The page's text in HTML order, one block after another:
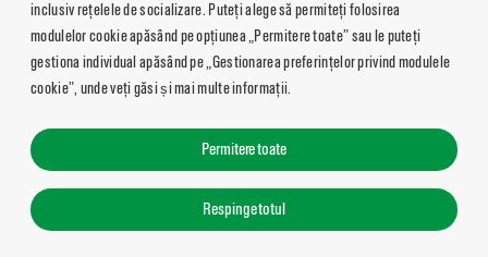
inclusiv rețelele de socializare. Puteți alege să permiteți folosirea
modulelor cookie apăsând pe opțiunea „Permitere toate” sau le puteți
gestiona individual apăsând pe „Gestionarea preferințelor privind modulele
cookie”, unde veți găsi și mai multe informații.
Permitere toate
Respinge totul